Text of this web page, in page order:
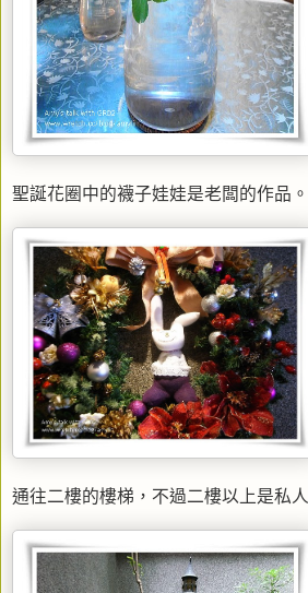
聖誕花圈中的襪子娃娃是老闆的作品。
通往二樓的樓梯，不過二樓以上是私